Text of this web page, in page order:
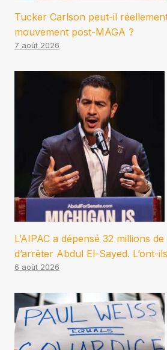
Tucker Carlson peut-il
mouvement post-MAGA ?
7 août 2026
L’AIPAC a dépensé 32 millions
d’arrêter Abdul El-Sayed. L’ont-
6 août 2026